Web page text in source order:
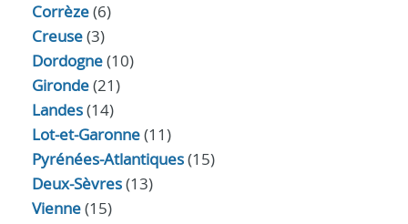
Corrèze(6)
Creuse(3)
Dordogne(10)
Gironde(21)
Landes(14)
Lot-et-Garonne(11)
Pyrénées-Atlantiques(15)
Deux-Sèvres(13)
Vienne(15)